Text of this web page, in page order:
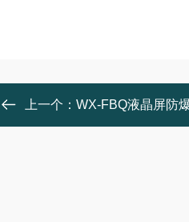
上一个： WX-FBQ液晶屏防